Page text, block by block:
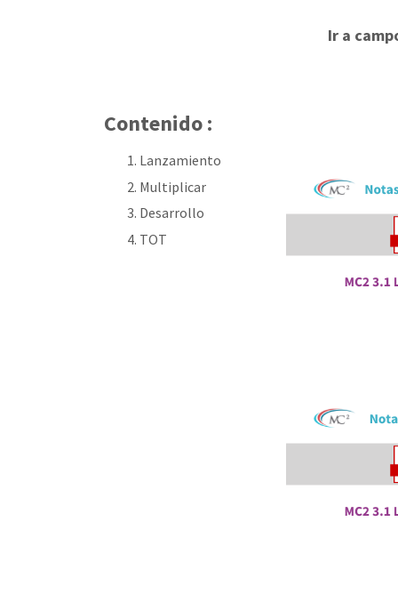
Ir a
Contenido :
Lanzamiento
Multiplicar
Desarrollo
TOT